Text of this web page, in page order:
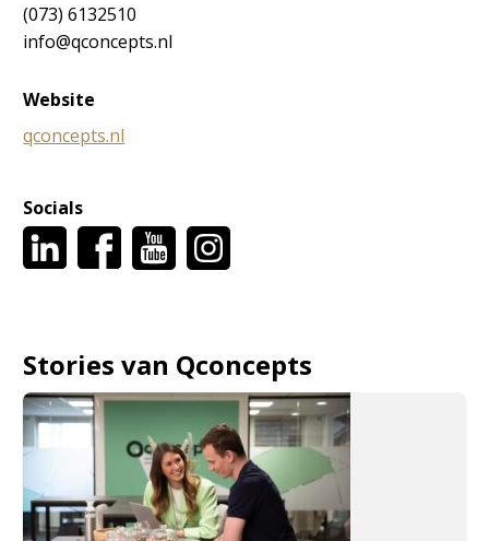
(073) 6132510
info@qconcepts.nl
Website
qconcepts.nl
Socials
Stories van Qconcepts